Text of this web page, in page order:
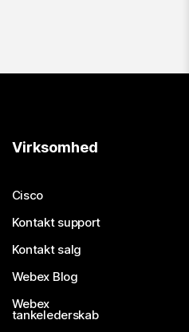
Virksomhed
Cisco
Kontakt support
Kontakt salg
Webex Blog
Webex
tankelederskab